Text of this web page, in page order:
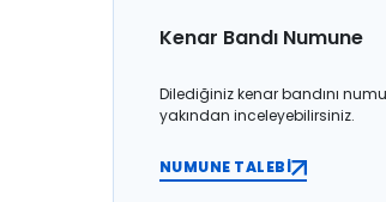
Kenar Bandı Numune
Dilediğiniz kenar bandını
yakından inceleyebilirsiniz.
NUMUNE TALEBİ